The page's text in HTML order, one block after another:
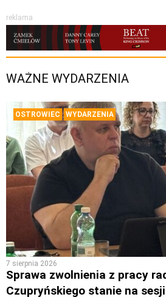
reklama
WAŻNE WYDARZENIA
OSTROWIEC WYDARZENIA
7 sierpnia 2026
Sprawa zwolnienia z pracy
Czupryńskiego stanie na